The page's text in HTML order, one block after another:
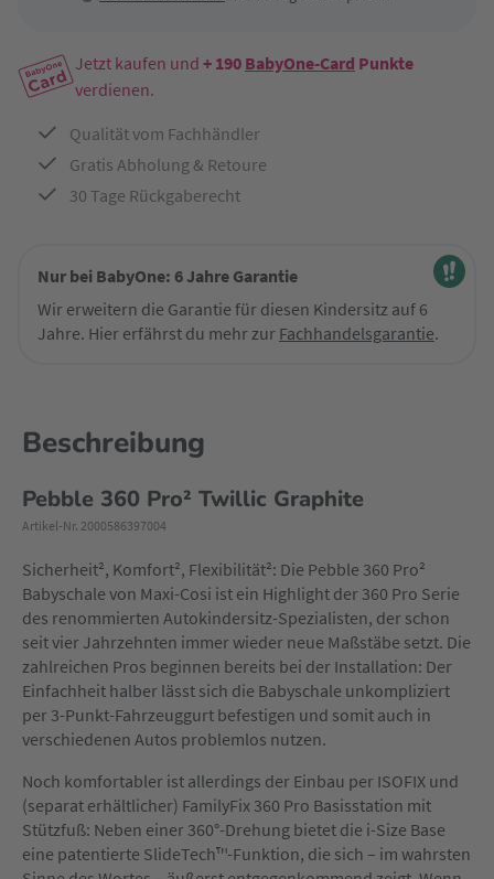
Jetzt kaufen und + 190 BabyOne-Card Punkte
verdienen.
Qualität vom Fachhändler
Gratis Abholung & Retoure
30 Tage Rückgaberecht
Nur bei BabyOne: 6 Jahre Garantie
Wir erweitern die Garantie für diesen Kindersitz auf 6
Jahre. Hier erfährst du mehr zur Fachhandelsgarantie.
Beschreibung
Pebble 360 Pro² Twillic Graphite
Artikel-Nr. 2000586397004
Sicherheit², Komfort², Flexibilität²: Die Pebble 360 Pro²
Babyschale von Maxi-Cosi ist ein Highlight der 360 Pro Serie
des renommierten Autokindersitz-Spezialisten, der schon
seit vier Jahrzehnten immer wieder neue Maßstäbe setzt. Die
zahlreichen Pros beginnen bereits bei der Installation: Der
Einfachheit halber lässt sich die Babyschale unkompliziert
per 3-Punkt-Fahrzeuggurt befestigen und somit auch in
verschiedenen Autos problemlos nutzen.
Noch komfortabler ist allerdings der Einbau per ISOFIX und
(separat erhältlicher) FamilyFix 360 Pro Basisstation mit
Stützfuß: Neben einer 360°-Drehung bietet die i-Size Base
eine patentierte SlideTech™-Funktion, die sich – im wahrsten